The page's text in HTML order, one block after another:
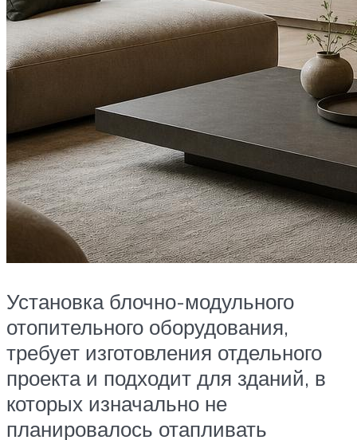
Установка блочно-модульного
отопительного оборудования,
требует изготовления отдельного
проекта и подходит для зданий, в
которых изначально не
планировалось отапливать